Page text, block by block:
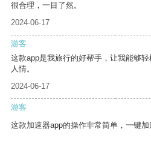
很合理，一目了然。
2024-06-17
游客
这款app是我旅行的好帮手，让我能够
人情。
2024-06-17
游客
这款加速器app的操作非常简单，一键加